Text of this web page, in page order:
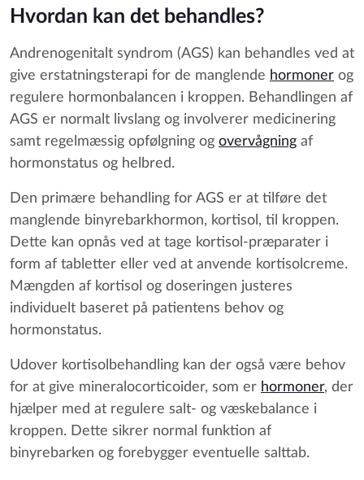
Hvordan kan det behandles?
Andrenogenitalt syndrom (AGS) kan behandles ved at
give erstatningsterapi for de manglende hormoner og
regulere hormonbalancen i kroppen. Behandlingen af
AGS er normalt livslang og involverer medicinering
samt regelmæssig opfølgning og overvågning af
hormonstatus og helbred.
Den primære behandling for AGS er at tilføre det
manglende binyrebarkhormon, kortisol, til kroppen.
Dette kan opnås ved at tage kortisol-præparater i
form af tabletter eller ved at anvende kortisolcreme.
Mængden af kortisol og doseringen justeres
individuelt baseret på patientens behov og
hormonstatus.
Udover kortisolbehandling kan der også være behov
for at give mineralocorticoider, som er hormoner, der
hjælper med at regulere salt- og væskebalance i
kroppen. Dette sikrer normal funktion af
binyrebarken og forebygger eventuelle salttab.